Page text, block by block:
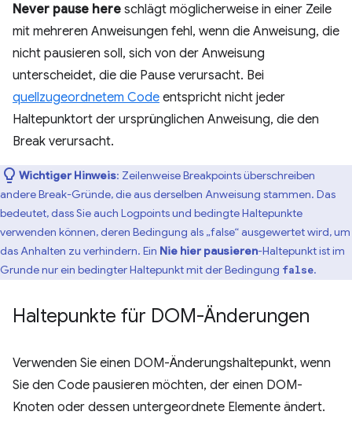
Never pause here schlägt möglicherweise in einer Zeile
mit mehreren Anweisungen fehl, wenn die Anweisung, die
nicht pausieren soll, sich von der Anweisung
unterscheidet, die die Pause verursacht. Bei
quellzugeordnetem Code entspricht nicht jeder
Haltepunktort der ursprünglichen Anweisung, die den
Break verursacht.
Wichtiger Hinweis: Zeilenweise Breakpoints überschreiben
andere Break-Gründe, die aus derselben Anweisung stammen. Das
bedeutet, dass Sie auch Logpoints und bedingte Haltepunkte
verwenden können, deren Bedingung als „false“ ausgewertet wird, um
das Anhalten zu verhindern. Ein Nie hier pausieren-Haltepunkt ist im
Grunde nur ein bedingter Haltepunkt mit der Bedingung false.
Haltepunkte für DOM-Änderungen
Verwenden Sie einen DOM-Änderungshaltepunkt, wenn
Sie den Code pausieren möchten, der einen DOM-
Knoten oder dessen untergeordnete Elemente ändert.